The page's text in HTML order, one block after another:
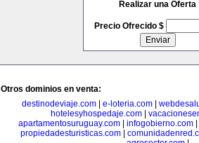
Realizar una Oferta
Precio Ofrecido $
Otros dominios en venta:
destinodeviaje.com
e-loteria.com
hotelesyhospedaje.com
apartamentosuruguay.com
infogobierno.com
propiedadesturisticas.com|